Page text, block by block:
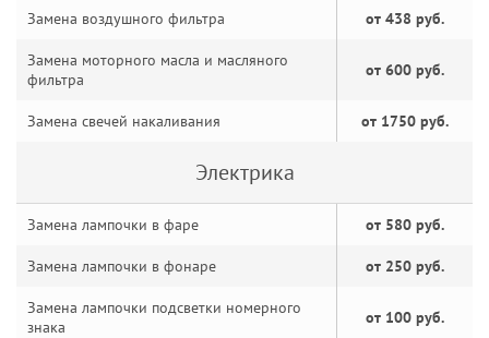
Замена воздушного фильтра от 438 руб.
Замена моторного масла и масляного
фильтра
от 600 руб.
Замена свечей накаливания от 1750 руб.
Электрика
Замена лампочки в фаре от 580 руб.
Замена лампочки в фонаре от 250 руб.
Замена лампочки подсветки номерного
знака
от 100 руб.